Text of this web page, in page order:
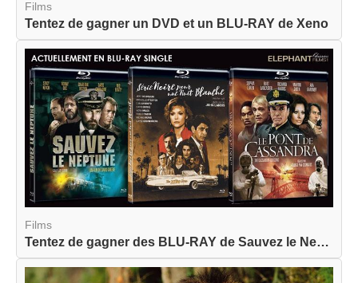
Films
Tentez de gagner un DVD et un BLU-RAY de Xeno
Films
Tentez de gagner des BLU-RAY de Sauvez le Neptun...